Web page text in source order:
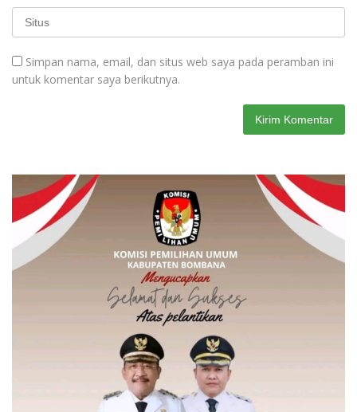
Simpan nama, email, dan situs web saya pada peramban ini
untuk komentar saya berikutnya.